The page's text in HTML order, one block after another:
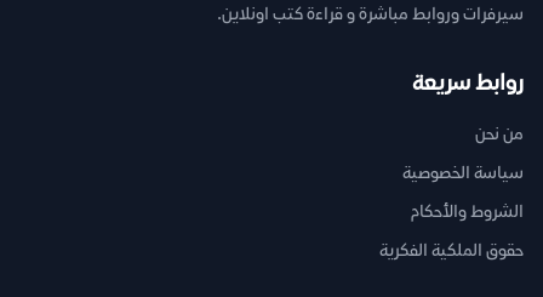
سيرفرات وروابط مباشرة و قراءة كتب اونلاين.
روابط سريعة
من نحن
سياسة الخصوصية
الشروط والأحكام
حقوق الملكية الفكرية